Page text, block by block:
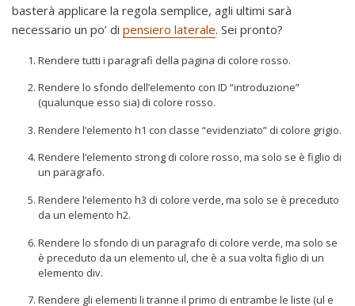
basterà applicare la regola semplice, agli ultimi sarà
necessario un po’ di pensiero laterale. Sei pronto?
Rendere tutti i paragrafi della pagina di colore rosso.
Rendere lo sfondo dell’elemento con ID “introduzione”
(qualunque esso sia) di colore rosso.
Rendere l’elemento h1 con classe “evidenziato” di colore grigio.
Rendere l’elemento strong di colore rosso, ma solo se è figlio di
un paragrafo.
Rendere l’elemento h3 di colore verde, ma solo se è preceduto
da un elemento h2.
Rendere lo sfondo di un paragrafo di colore verde, ma solo se
è preceduto da un elemento ul, che è a sua volta figlio di un
elemento div.
Rendere gli elementi li tranne il primo di entrambe le liste (ul e